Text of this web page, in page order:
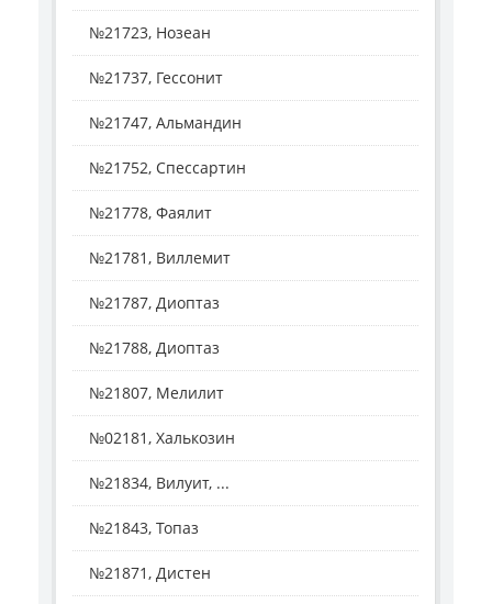
№21723, Нозеан
№21737, Гессонит
№21747, Альмандин
№21752, Спессартин
№21778, Фаялит
№21781, Виллемит
№21787, Диоптаз
№21788, Диоптаз
№21807, Мелилит
№02181, Халькозин
№21834, Вилуит, ...
№21843, Топаз
№21871, Дистен